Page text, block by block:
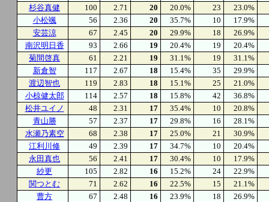
杉谷真健
100 2.71 20 20.0% 23
23.0%
小松颯
56 2.36 20 35.7% 10
17.9%
安芸涼
67 2.45 20 29.9% 18
26.9%
南沢明日香
93 2.66 19 20.4% 19
20.4%
菊間啓真
61 2.21 19 31.1% 19
31.1%
新倉智
117 2.67 18 15.4% 35
29.9%
渡辺智也
119 2.83 18 15.1% 25
21.0%
小椋健太郎
114 2.57 18 15.8% 42
36.8%
松井ユイノ
48 2.31 17 35.4% 10
20.8%
青山勝
57 2.37 17 29.8% 16
28.1%
水瀬乃素空
68 2.38 17 25.0% 21
30.9%
江利川修
49 2.39 17 34.7% 10
20.4%
永田真也
56 2.41 17 30.4% 10
17.9%
紗更
105 2.82 16 15.2% 24
22.9%
関つとむ
71 2.62 16 22.5% 15
21.1%
曹方
67 2.48 16 23.9% 18
26.9%